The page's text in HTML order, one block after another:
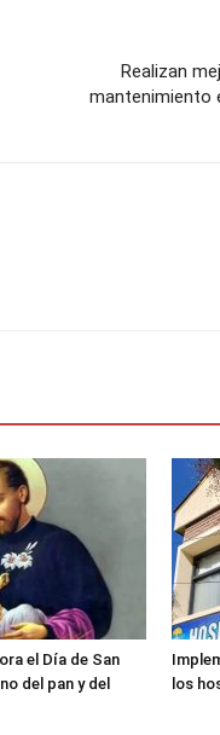
Realizan
mantenimiento
el Día de San
del pan y del
los